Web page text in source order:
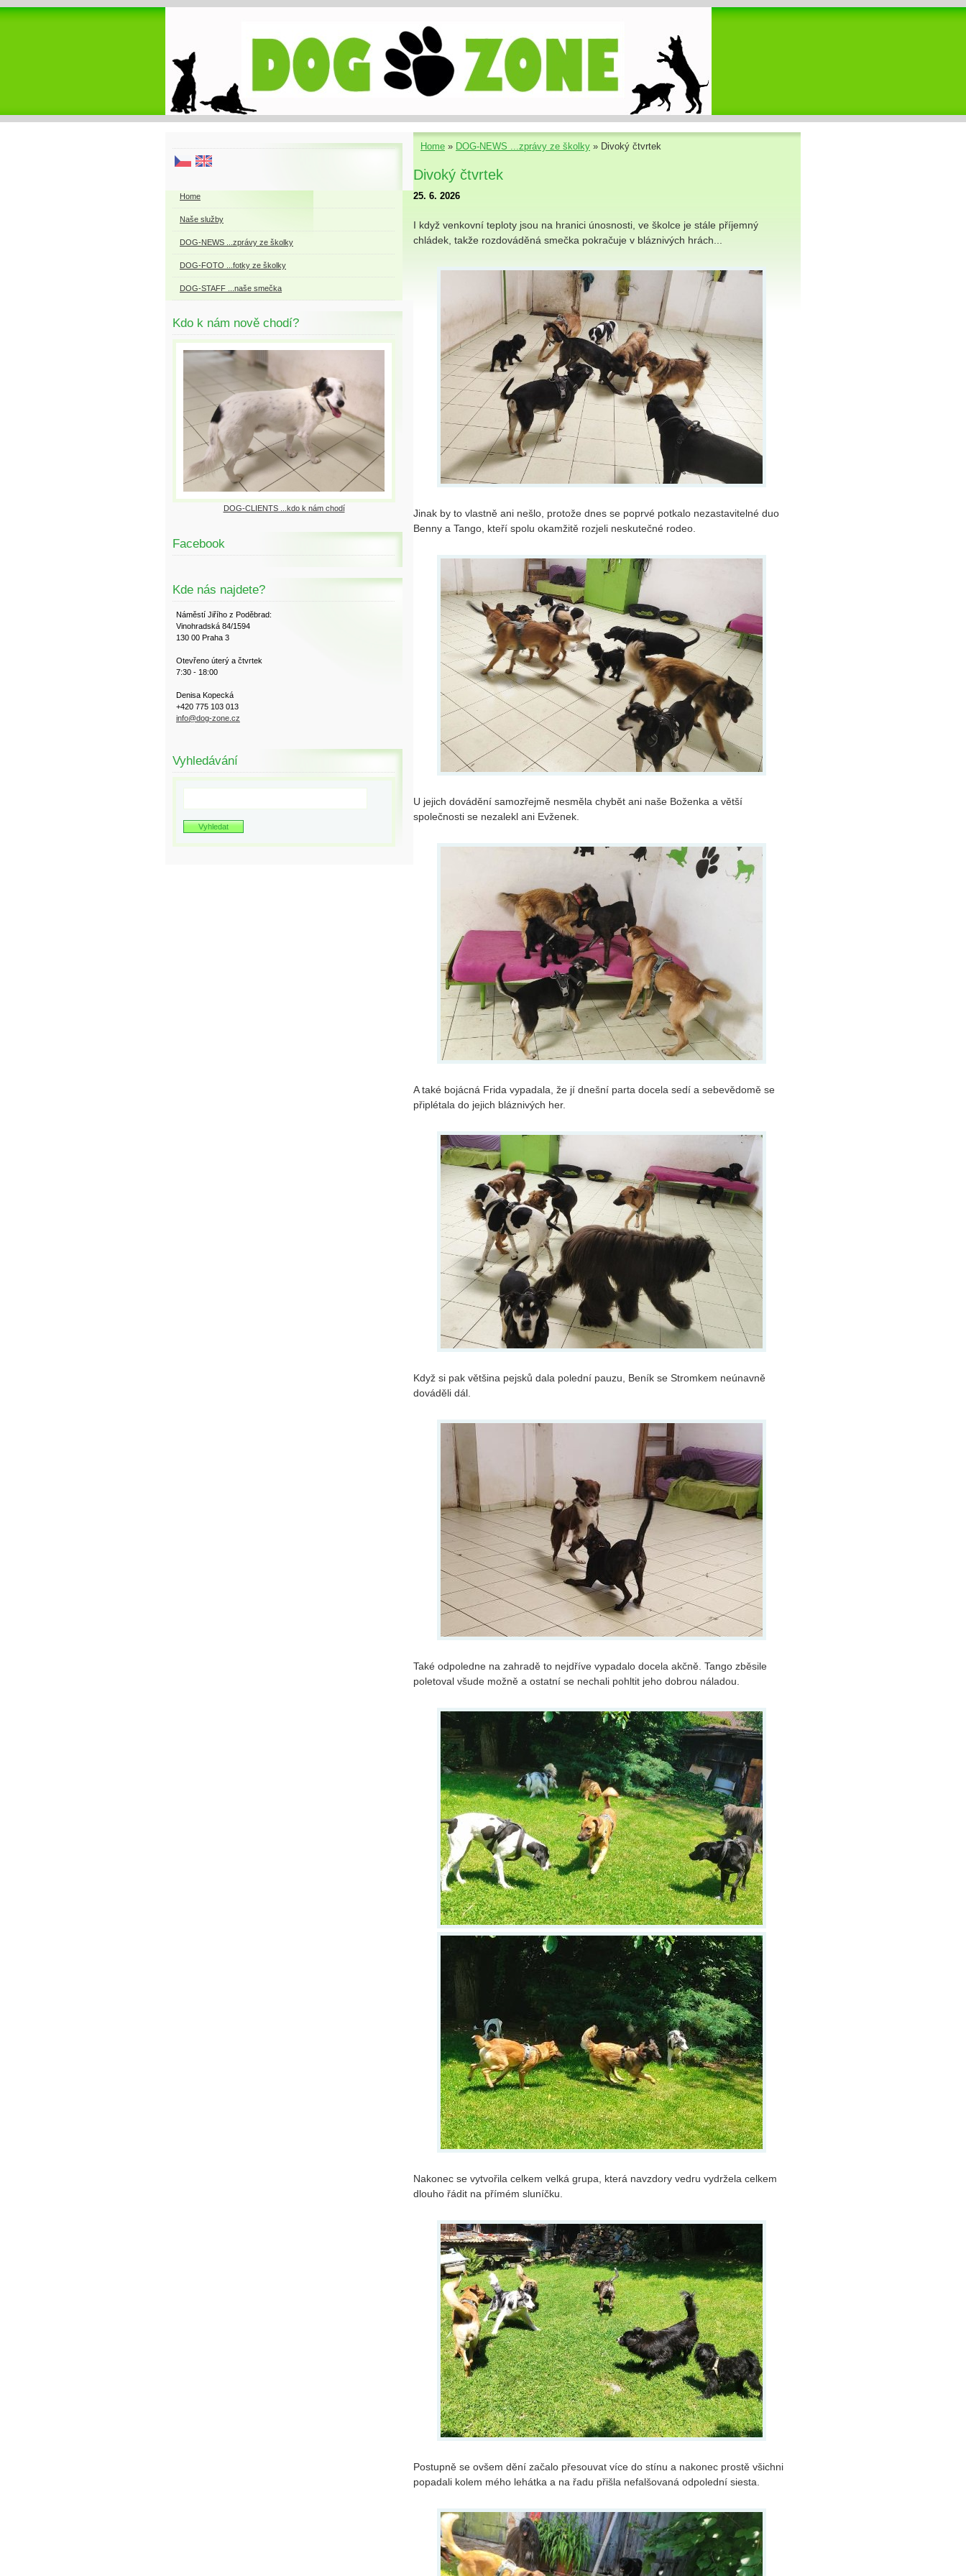
Home » DOG-NEWS ...zprávy ze školky » Divoký čtvrtek
Divoký čtvrtek
25. 6. 2026
I když venkovní teploty jsou na hranici únosnosti, ve školce je stále příjemný
chládek, takže rozdováděná smečka pokračuje v bláznivých hrách...
Jinak by to vlastně ani nešlo, protože dnes se poprvé potkalo nezastavitelné duo
Benny a Tango, kteří spolu okamžitě rozjeli neskutečné rodeo.
U jejich dovádění samozřejmě nesměla chybět ani naše Boženka a větší
společnosti se nezalekl ani Evženek.
A také bojácná Frida vypadala, že jí dnešní parta docela sedí a sebevědomě se
připlétala do jejich bláznivých her.
Když si pak většina pejsků dala polední pauzu, Beník se Stromkem neúnavně
dováděli dál.
Také odpoledne na zahradě to nejdříve vypadalo docela akčně. Tango zběsile
poletoval všude možně a ostatní se nechali pohltit jeho dobrou náladou.
Nakonec se vytvořila celkem velká grupa, která navzdory vedru vydržela celkem
dlouho řádit na přímém sluníčku.
Postupně se ovšem dění začalo přesouvat více do stínu a nakonec prostě všichni
popadali kolem mého lehátka a na řadu přišla nefalšovaná odpolední siesta.
Home
Naše služby
DOG-NEWS ...zprávy ze školky
DOG-FOTO ...fotky ze školky
DOG-STAFF ...naše smečka
Kdo k nám nově chodí?
DOG-CLIENTS ...kdo k nám chodí
Facebook
Kde nás najdete?
Náměstí Jiřího z Poděbrad:
Vinohradská 84/1594
130 00 Praha 3
Otevřeno úterý a čtvrtek
7:30 - 18:00
Denisa Kopecká
+420 775 103 013
info@dog-zone.cz
Vyhledávání